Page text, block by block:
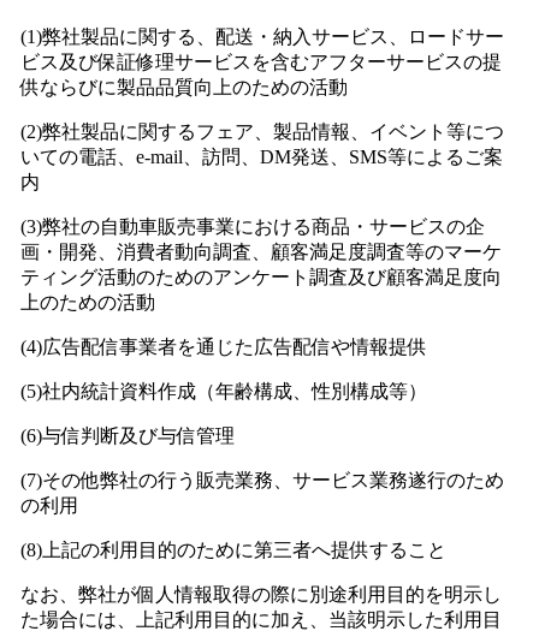
(1)弊社製品に関する、配送・納入サービス、ロードサー
ビス及び保証修理サービスを含むアフターサービスの提
供ならびに製品品質向上のための活動
(2)弊社製品に関するフェア、製品情報、イベント等につ
いての電話、e-mail、訪問、DM発送、SMS等によるご案
内
(3)弊社の自動車販売事業における商品・サービスの企
画・開発、消費者動向調査、顧客満足度調査等のマーケ
ティング活動のためのアンケート調査及び顧客満足度向
上のための活動
(4)広告配信事業者を通じた広告配信や情報提供
(5)社内統計資料作成（年齢構成、性別構成等）
(6)与信判断及び与信管理
(7)その他弊社の行う販売業務、サービス業務遂行のため
の利用
(8)上記の利用目的のために第三者へ提供すること
なお、弊社が個人情報取得の際に別途利用目的を明示し
た場合には、上記利用目的に加え、当該明示した利用目